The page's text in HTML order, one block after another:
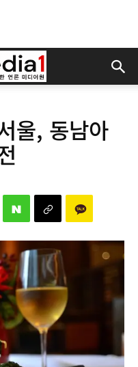
울, 동남아